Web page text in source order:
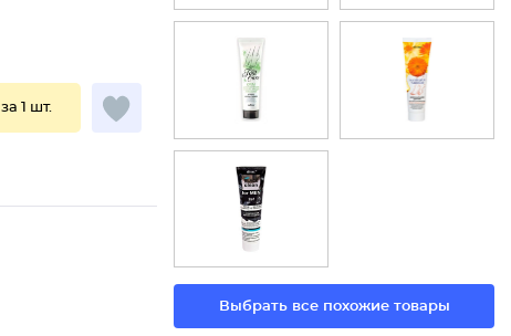
за 1 шт.
Выбрать все похожие товары